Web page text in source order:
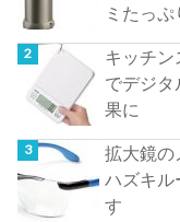
ミたっ
キッチ
でデジタ
果に
拡大鏡の
ハズキル
す